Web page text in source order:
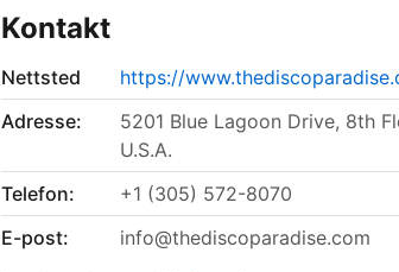
Kontakt
Nettsted
https://
Adresse:
5201 Blue Lagoon Drive, 8th
U.S.A.
Telefon:
+1 (305) 572-8070
E-post:
info@thediscoparadise.com